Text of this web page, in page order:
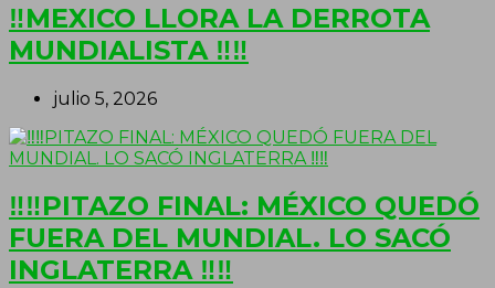
‼MEXICO LLORA LA DERROTA
MUNDIALISTA ‼‼
julio 5, 2026
‼‼PITAZO FINAL: MÉXICO QUEDÓ
FUERA DEL MUNDIAL. LO SACÓ
INGLATERRA ‼‼